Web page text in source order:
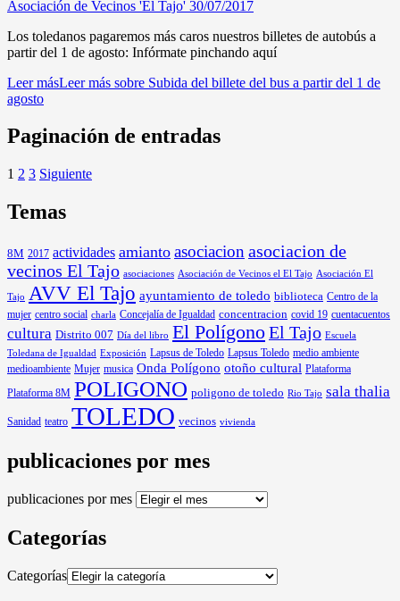
Asociación de Vecinos 'El Tajo' 30/07/2017
Los toledanos pagaremos más caros nuestros billetes de autobús a
partir del 1 de agosto: Infórmate pinchando aquí
Leer másLeer más sobre Subida del billete del bus a partir del 1 de
agosto
Paginación de entradas
1 2 3 Siguiente
Temas
8M 2017 actividades amianto asociacion asociacion de
vecinos El Tajo asociaciones Asociación de Vecinos el El Tajo Asociación El
Tajo AVV El Tajo ayuntamiento de toledo biblioteca Centro de la
mujer centro social charla Concejalía de Igualdad concentracion covid 19 cuentacuentos
cultura Distrito 007 Día del libro El PolígonoEl Tajo Escuela
Toledana de Igualdad Exposición Lapsus de Toledo Lapsus Toledo medio ambiente
medioambiente Mujer musica Onda Polígono otoño cultural Plataforma
Plataforma 8M POLIGONO poligono de toledo Rio Tajo sala thalia
Sanidad teatro TOLEDO vecinos vivienda
publicaciones por mes
publicaciones por mes
Categorías
Categorías